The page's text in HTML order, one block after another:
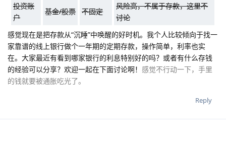
投资账
户
基金/股票 不固定
风险高，不属于存款，这里不
讨论
感觉现在是把存款从“沉睡”中唤醒的好时机。我个人比较倾向于找一
家靠谱的线上银行做个一年期的定期存款，操作简单，利率也实
在。大家最近有看到哪家银行的利息特别好的吗？或者有什么存钱
的经验可以分享？欢迎一起在下面讨论啊！ 感觉不行动一下，手里
的钱就要被通胀吃光了。
Reply